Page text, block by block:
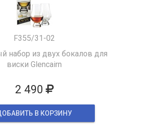
F355/31-02
набор из двух бокалов для
виски Glencairn
2 490
В КОРЗИНУ